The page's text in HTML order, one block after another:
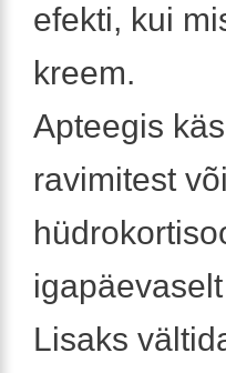
efekti, kui
kreem.
Apteegis
ravimitest
Lisaks